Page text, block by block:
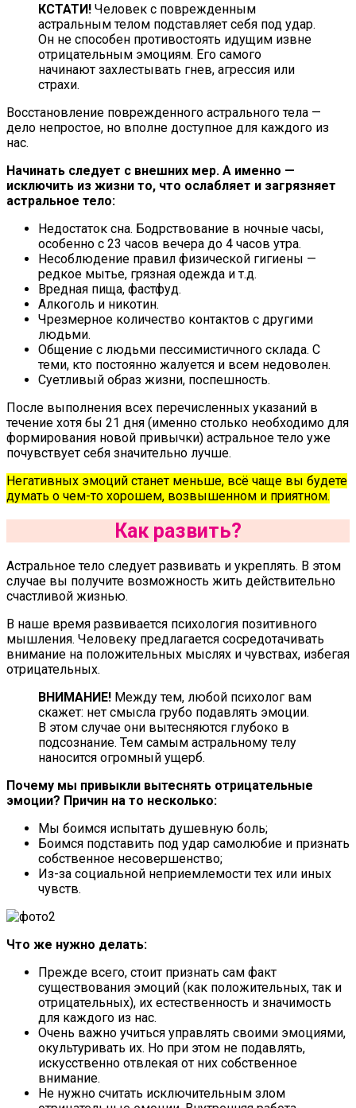
КСТАТИ! Человек с поврежденным
астральным телом подставляет себя под удар.
Он не способен противостоять идущим извне
отрицательным эмоциям. Его самого
начинают захлестывать гнев, агрессия или
страхи.
Восстановление поврежденного астрального тела —
дело непростое, но вполне доступное для каждого из
нас.
Начинать следует с внешних мер. А именно —
исключить из жизни то, что ослабляет и загрязняет
астральное тело:
Недостаток сна. Бодрствование в ночные часы,
особенно с 23 часов вечера до 4 часов утра.
Несоблюдение правил физической гигиены —
редкое мытье, грязная одежда и т.д.
Вредная пища, фастфуд.
Алкоголь и никотин.
Чрезмерное количество контактов с другими
людьми.
Общение с людьми пессимистичного склада. С
теми, кто постоянно жалуется и всем недоволен.
Суетливый образ жизни, поспешность.
После выполнения всех перечисленных указаний в
течение хотя бы 21 дня (именно столько необходимо для
формирования новой привычки) астральное тело уже
почувствует себя значительно лучше.
Негативных эмоций станет меньше, всё чаще вы будете
думать о чем-то хорошем, возвышенном и приятном.
Как развить?
Астральное тело следует развивать и укреплять. В этом
случае вы получите возможность жить действительно
счастливой жизнью.
В наше время развивается психология позитивного
мышления. Человеку предлагается сосредотачивать
внимание на положительных мыслях и чувствах, избегая
отрицательных.
ВНИМАНИЕ! Между тем, любой психолог вам
скажет: нет смысла грубо подавлять эмоции.
В этом случае они вытесняются глубоко в
подсознание. Тем самым астральному телу
наносится огромный ущерб.
Почему мы привыкли вытеснять отрицательные
эмоции? Причин на то несколько:
Мы боимся испытать душевную боль;
Боимся подставить под удар самолюбие и признать
собственное несовершенство;
Из-за социальной неприемлемости тех или иных
чувств.
Что же нужно делать:
Прежде всего, стоит признать сам факт
существования эмоций (как положительных, так и
отрицательных), их естественность и значимость
для каждого из нас.
Очень важно учиться управлять своими эмоциями,
окультуривать их. Но при этом не подавлять,
искусственно отвлекая от них собственное
внимание.
Не нужно считать исключительным злом